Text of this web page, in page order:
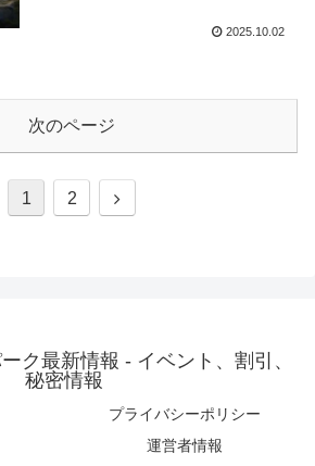
2025.10.02
次のページ
1 2
次
ク最新情報 - イベント、割引、
秘密情報
プライバシーポリシー
運営者情報